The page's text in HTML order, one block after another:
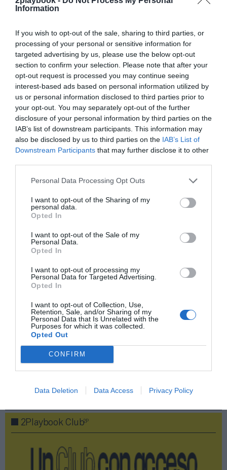
Information
If you wish to opt-out of the sale, sharing to third parties, or
processing of your personal or sensitive information for
targeted advertising by us, please use the below opt-out
section to confirm your selection. Please note that after your
opt-out request is processed you may continue seeing
interest-based ads based on personal information utilized by
us or personal information disclosed to third parties prior to
your opt-out. You may separately opt-out of the further
disclosure of your personal information by third parties on the
IAB’s list of downstream participants. This information may
also be disclosed by us to third parties on the IAB’s List of
Downstream Participants that may further disclose it to other
Personal Data Processing Opt Outs
I want to opt-out of the Sharing of my
personal data.
Opted In
I want to opt-out of the Sale of my
Personal Data.
Opted In
I want to opt-out of processing my
Personal Data for Targeted Advertising.
Opted In
I want to opt-out of Collection, Use,
Retention, Sale, and/or Sharing of my
Personal Data that Is Unrelated with the
Purposes for which it was collected.
Opted Out
CONFIRM
Data Deletion Data Access Privacy Policy
productos al club, que participará en el League of
tras los entrenamientos y las competiciones.
Edelston deja la Premier League por la Fórmula E
El jefe de ventas de derechos audiovisuales de la
Premier League inglesa en Asia-Pacífico, Michael
Edelston, deja la organización para ocupar la dirección
de medios en el Mundial de coches eléctricos.
Peloton y Beyoncé renuevan su alianza y seguirán
creando contenido de fitness para el hogar
Ambos han anunciado hoy la nueva entrega de la
Peloton x Beyoncé Artist Series, que se lanzará el 19
de octubre y será la colaboración más amplia de
Beyoncé Artist Series ofrecerá 72 horas de contenido y
días. Complementando la programación de clases en
directo, se ofrecerán sesiones bajo demanda de cicli-
indoor, cinta de correr, Tread Bootcamp y sesiones sin
equipamiento especializadas en fuerza, barre,
estiramientos, running y caminata al aire libre
de forma gratuita
Mantente informado con las últimas noticias de actualidad.
Compartir
Publicidad
2Playbook Club2P